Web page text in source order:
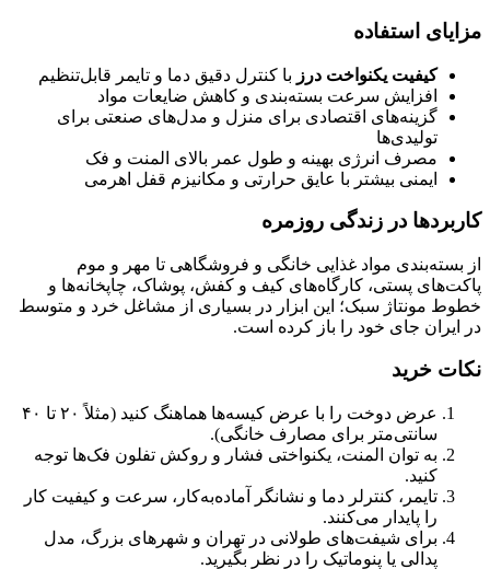
یکنواخت درزبا کنترل دقیق دما و تایمر قابل‌تنظیم
سرعت بسته‌بندی و کاهش ضایعات مواد
اقتصادی برای منزل و مدل‌های صنعتی برای
انرژی بهینه و طول عمر بالای المنت و فک
بیشتر با عایق حرارتی و مکانیزم قفل اهرمی
در زندگی روزمره
مواد غذایی خانگی و فروشگاهی تا مهر و موم
کارگاه‌های کیف و کفش، پوشاک، چاپخانه‌ها و
سبک؛ این ابزار در بسیاری از مشاغل خرد و متوسط
خود را باز کرده است.
عرض دوخت را با عرض کیسه‌ها هماهنگ کنید (مثلاً ۲۰ تا ۴۰
برای مصارف خانگی).
المنت، یکنواختی فشار و روکش تفلون فک‌ها توجه
کنترلر دما و نشانگر آماده‌به‌کار، سرعت و کیفیت کار
می‌کنند.
شیفت‌های طولانی در تهران و شهرهای بزرگ، مدل
یا پنوماتیک را در نظر بگیرید.